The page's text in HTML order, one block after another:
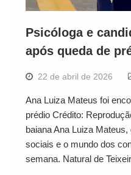
Psicóloga e
após queda de
22 de abril de 2026
Ana Luiza Mateus foi
prédio Crédito:
baiana Ana Luiza
sociais e o mundo dos
semana. Natural de